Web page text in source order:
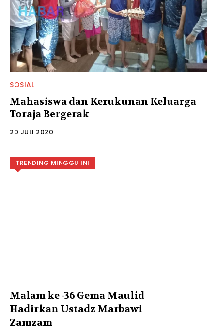
SOSIAL
Mahasiswa dan Kerukunan Keluarga
Toraja Bergerak
20 JULI 2020
TRENDING MINGGU INI
Malam ke -36 Gema Maulid
Hadirkan Ustadz Marbawi
Zamzam